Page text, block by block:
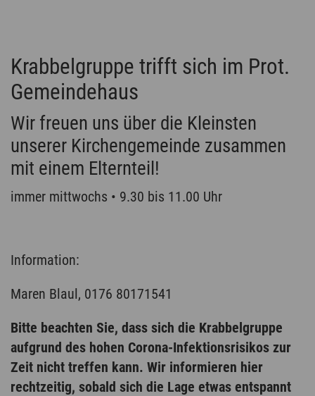
Krabbelgruppe trifft sich im Prot.
Gemeindehaus
Wir freuen uns über die Kleinsten
unserer Kirchengemeinde zusammen
mit einem Elternteil!
immer mittwochs • 9.30 bis 11.00 Uhr
Information:
Maren Blaul, 0176 80171541
Bitte beachten Sie, dass sich die Krabbelgruppe
aufgrund des hohen Corona-Infektionsrisikos zur
Zeit nicht treffen kann. Wir informieren hier
rechtzeitig, sobald sich die Lage etwas entspannt